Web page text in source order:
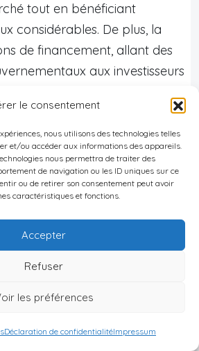
le consentement
nous utilisons des technologies telles
et/ou accéder aux informations des appareils.
nous permettra de traiter des
de navigation ou les ID uniques sur ce
ou de retirer son consentement peut avoir
caractéristiques et fonctions.
Accepter
Refuser
les préférences
Déclaration de confidentialitéImpressum
tout en bénéficiant
considérables. De plus, la
de financement, allant des
aux investisseurs
pour propulser leur projet
pour tout projet
essentiel de bien se
des affaires géorgien. La
spécificités locales, des réseaux
opportunités de marché